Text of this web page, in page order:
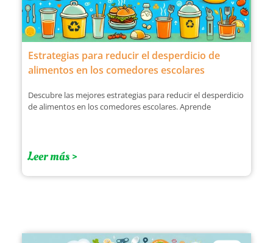
Estrategias para reducir el desperdicio de
alimentos en los comedores escolares
Descubre las mejores estrategias para reducir el desperdicio
de alimentos en los comedores escolares. Aprende
Leer más >